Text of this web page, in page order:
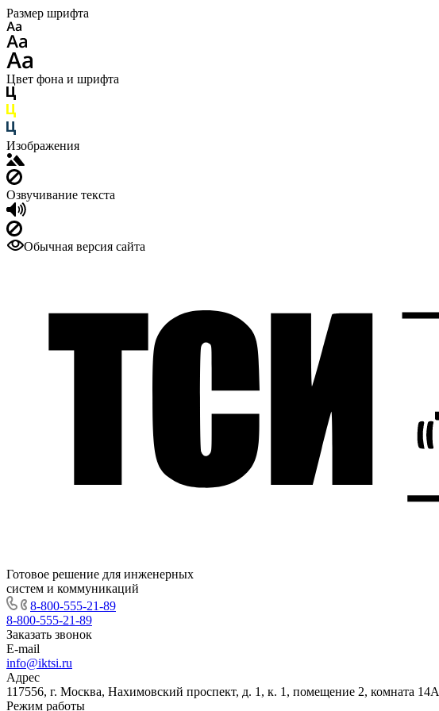
Размер шрифта
Цвет фона и шрифта
Изображения
Озвучивание текста
Обычная версия сайта
Готовое решение для инженерных
систем и коммуникаций
8-800-555-21-89
8-800-555-21-89
Заказать звонок
E-mail
info@iktsi.ru
Адрес
117556, г. Москва, Нахимовский проспект, д. 1, к. 1, помещение 2, комната 14А
Режим работы